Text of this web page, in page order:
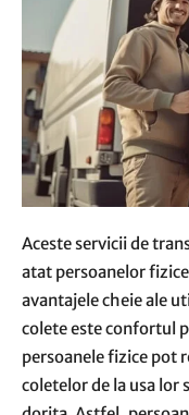
Aceste servicii de
atat persoanelor
avantajele cheie ale
colete este confortul
persoanele fizice pot
coletelor de la usa lor